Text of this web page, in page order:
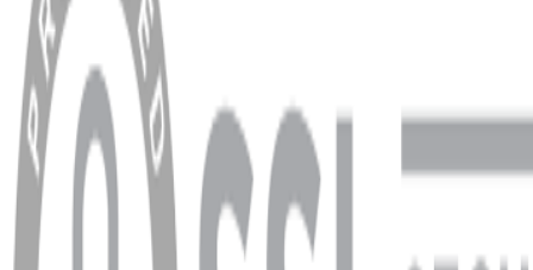
Hesabım
Sipariş Sorgulama
Banka Hesap Bilgileri
YARDIM VE DESTEK
Ödeme ve Teslimat Şartları
Garanti ve İade Şartları
info@dukkanhifi.com
0850 441 40 44